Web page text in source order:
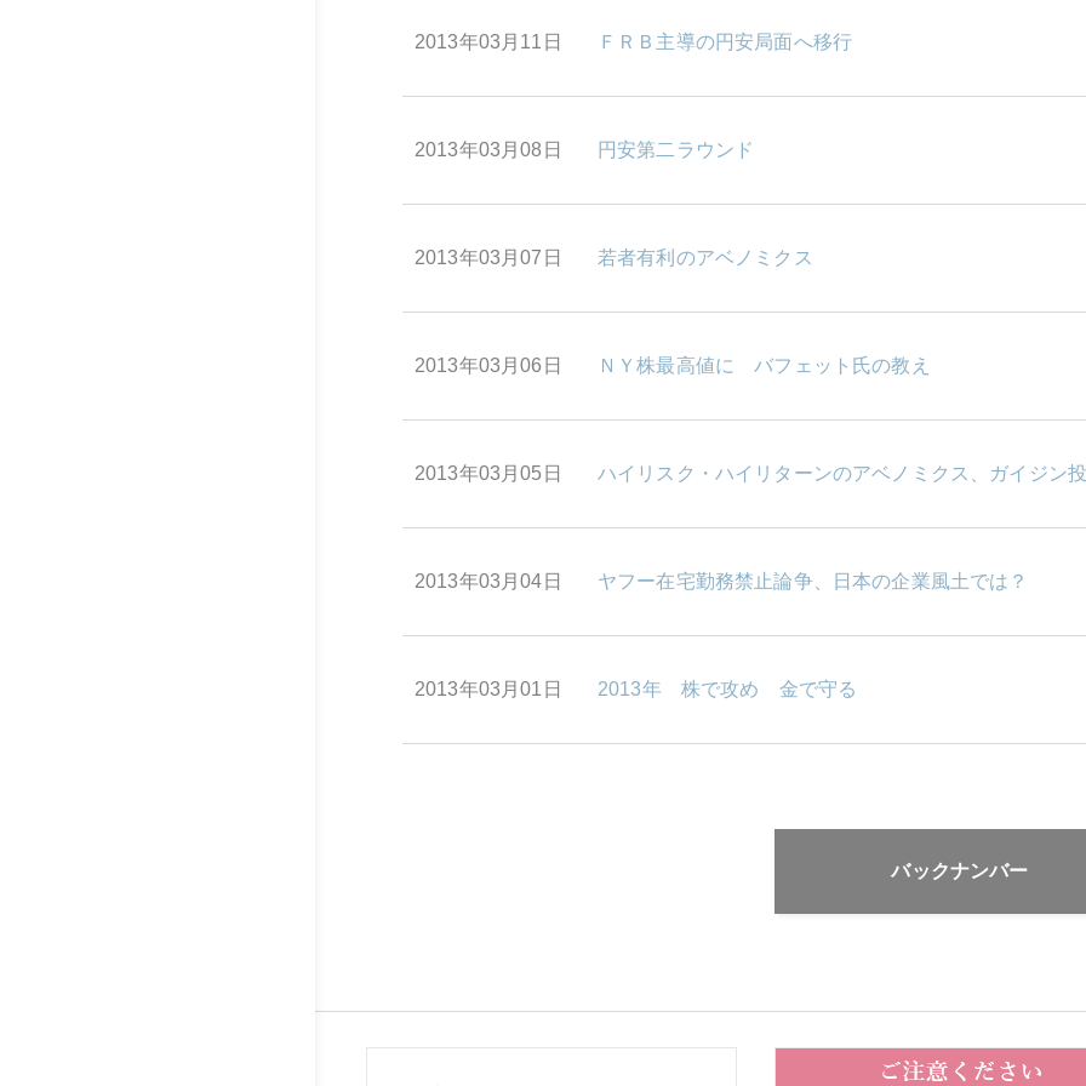
2013年03月11日 ＦＲＢ主導の円安局面へ移行
2013年03月08日 円安第二ラウンド
2013年03月07日 若者有利のアベノミクス
2013年03月06日 ＮＹ株最高値に バフェット氏の教え
2013年03月05日 ハイリスク・ハイリターンのアベノミクス、ガイジン
2013年03月04日 ヤフー在宅勤務禁止論争、日本の企業風土では？
2013年03月01日 2013年 株で攻め 金で守る
バックナンバー